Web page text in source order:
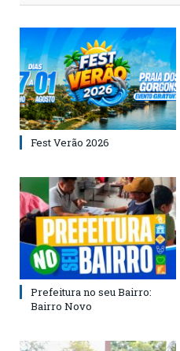
Fest Verão 2026
Prefeitura no seu Bairro:
Bairro Novo